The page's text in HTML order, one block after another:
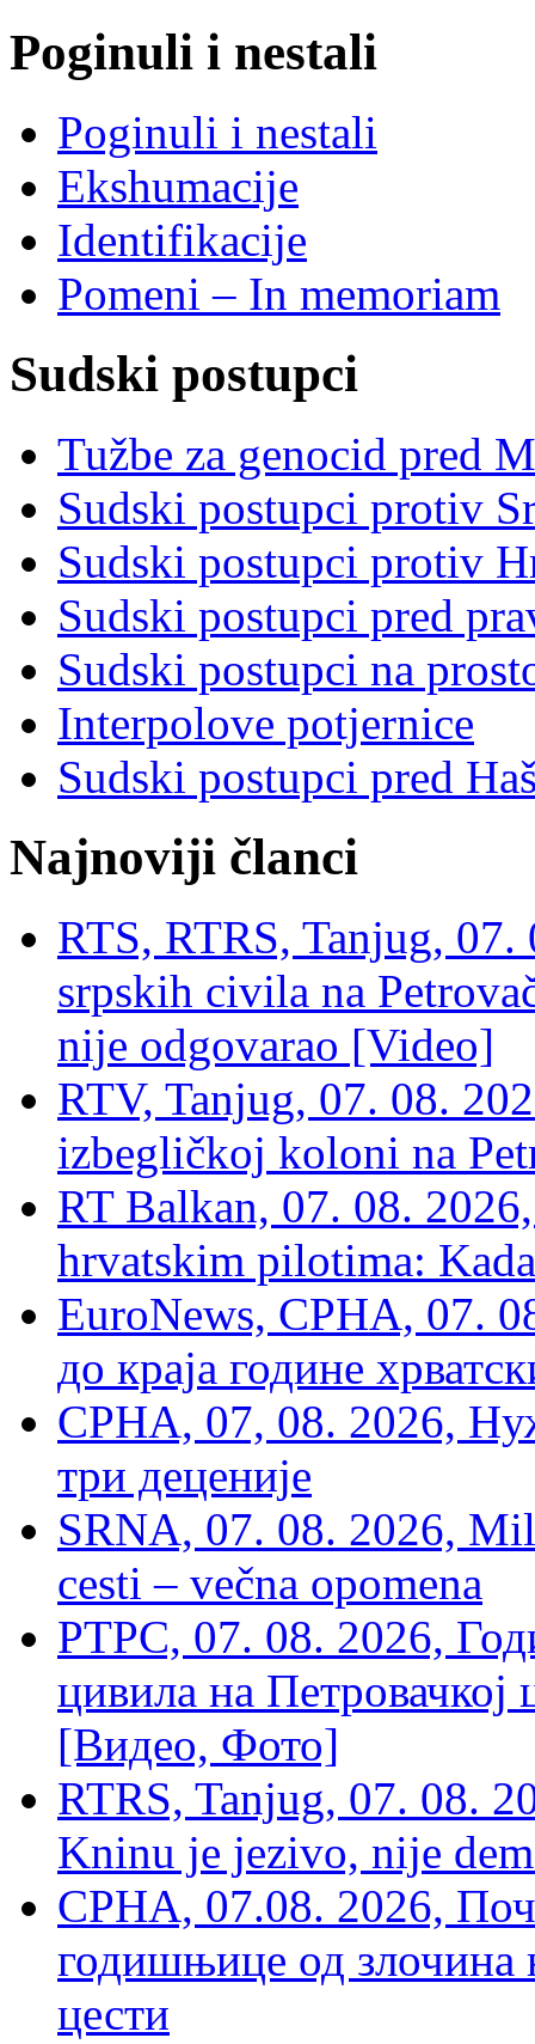
Poginuli i nestali
Poginuli i nestali
Ekshumacije
Identifikacije
Pomeni – In memoriam
Sudski postupci
Tužbe za genocid pred
Sudski postupci protiv
Sudski postupci protiv
Sudski postupci pred
Sudski postupci na
Interpolove potjernice
Sudski postupci pred
Najnoviji članci
RTS, RTRS, Tanjug,
srpskih civila na
nije odgovarao [Video]
RTV, Tanjug, 07. 08.
izbegličkoj koloni na
RT Balkan, 07. 08.
hrvatskim pilotima:
EuroNews, СРНА, 07.
до краја године
СРНА, 07, 08. 2026,
три деценије
SRNA, 07. 08. 2026,
cesti – večna opomena
РТРС, 07. 08. 2026,
цивила на Петровачкој
[Видео, Фото]
RTRS, Tanjug, 07. 08.
Kninu je jezivo, nije
СРНА, 07.08. 2026,
годишњице од злочина
цести